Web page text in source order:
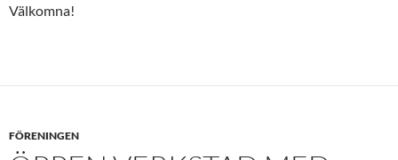
Välkomna!
FÖRENINGEN